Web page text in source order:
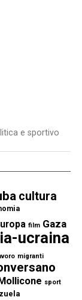
e sportivo
cultura
film Gaza
ucraina
migranti
sport